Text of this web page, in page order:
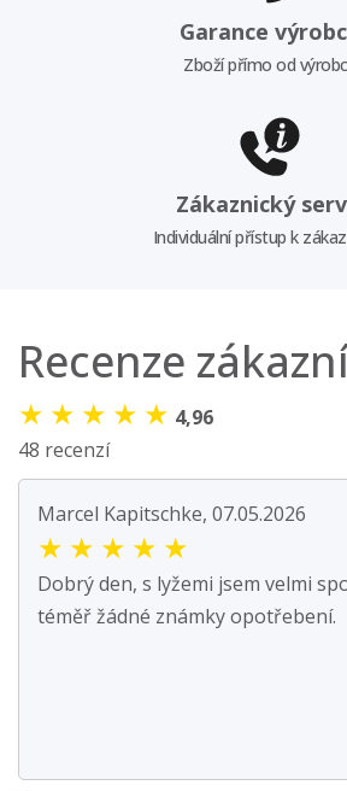
Garance
Zboží přímo od
Zákaznický
Individuální přístup k
Recenze
★ ★ ★ ★ ★ 4,96
48 recenzí
Marcel Kapitschke, 07.05.2026
★ ★ ★ ★ ★
Dobrý den, s lyžemi jsem velmi
téměř žádné známky opotřebení.